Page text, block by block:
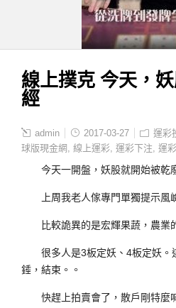
線上撲克 今天，
經
admin 2017-03-27 運彩
球版現金網, 線上運彩, 運彩下注, 運
今天一開盤，妖股就開始被乾
上周我老人傢專門單獨提示風
比較詭異的是宏輝果蔬，農業
很多人是3板定妖、4板定妖。
錘，結束。。
快趕上拍賣會了，散戶剛特麼